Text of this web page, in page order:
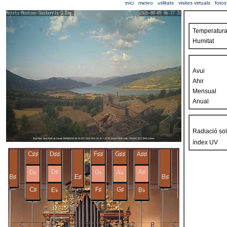
inici meteo utilitats visites virtuals
Temperatura
Humitat
Avui
Ahir
Mensual
Anual
Radiació
índex UV